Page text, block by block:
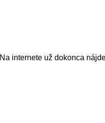
Na internete už dokonca